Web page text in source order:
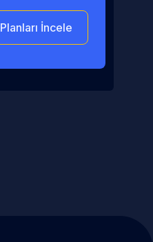
Planları İncele